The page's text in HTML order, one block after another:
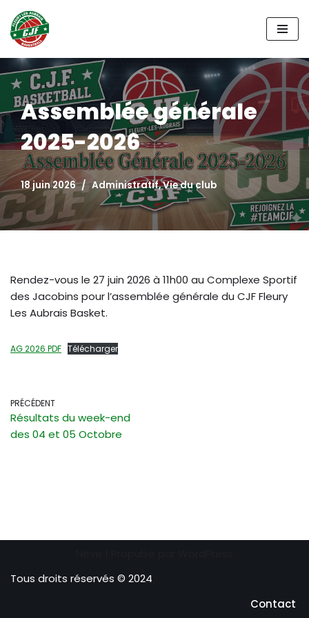
Aller
contenu
Assemblée générale
2025-2026
18 juin 2026 Administratif,Vie du club
Rendez-vous le 27 juin 2026 à 11h00 au Complexe Sportif
des Jacobins pour l’assemblée générale du CJF Fleury
Les Aubrais Basket.
AG 2026 PDF Télécharger
PRÉCÉDENT
Résultats du week-end
des 04 et 05 Octobre
Tous droits réservés © 2024
Contact